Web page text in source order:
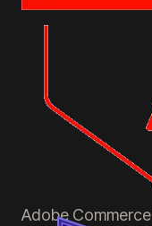
Adobe Commerce